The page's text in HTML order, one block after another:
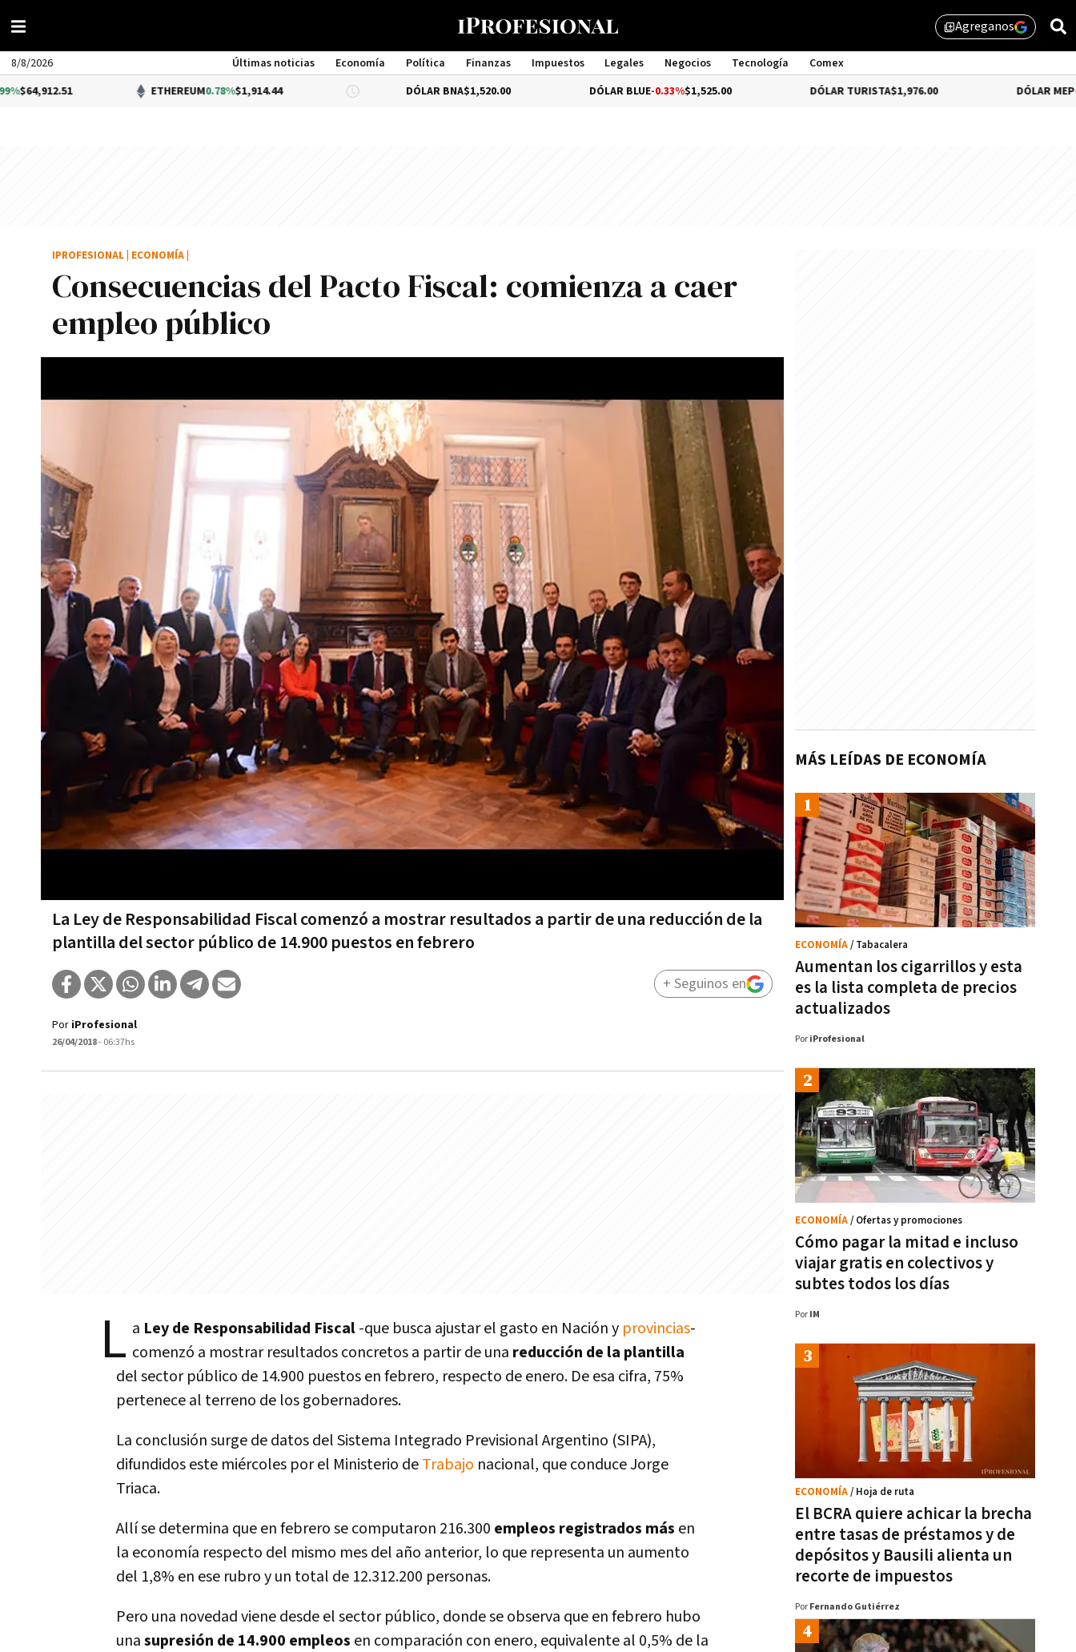
library_addAgreganos
8/8/2026 Últimas noticias Economía Política Finanzas Impuestos Legales Negocios Tecnología
Comex
Management
ETHEREUM0.78%$1,914.44 DÓLAR BNA$1,520.00 DÓLAR BLUE-0.33%$1,525.00 DÓLAR TURISTA$1,976.00 DÓLAR MEP-3.28%
Consecuencias del Pacto Fiscal: comienza a caer
empleo público
La Ley de Responsabilidad Fiscal comenzó a mostrar resultados a partir de una reducción de la
plantilla del sector público de 14.900 puestos en febrero
IPROFESIONAL ECONOMÍA
Por iProfesional
26/04/2018- 06:37hs
+ Seguinos en
L a Ley de Responsabilidad Fiscal-que busca ajustar el gasto en Nación y provincias-
comenzó a mostrar resultados concretos a partir de una reducción de la plantilla
del sector público de 14.900 puestos en febrero, respecto de enero. De esa cifra, 75%
pertenece al terreno de los gobernadores.
La conclusión surge de datos del Sistema Integrado Previsional Argentino (SIPA),
difundidos este miércoles por el Ministerio deTrabajo nacional, que conduce Jorge
Triaca.
Allí­ se determina que en febrero se computaron 216.300 empleos registrados más en
la economí­a respecto del mismo mes del año anterior, lo que representa un aumento
del 1,8% en ese rubro y un total de 12.312.200 personas.
Pero una novedad viene desde el sector público, donde se observa que en febrero hubo
unasupresión de 14.900 empleos en comparación con enero, equivalente al 0,5% de la
MÁS LEÍDAS DE ECONOMÍA
Aumentan los cigarrillos y esta
es la lista completa de precios
actualizados
ECONOMÍA/ Tabacalera
Por iProfesional
Cómo pagar la mitad e incluso
viajar gratis en colectivos y
subtes todos los días
ECONOMÍA/ Ofertas y promociones
Por IM
El BCRA quiere achicar la brecha
entre tasas de préstamos y de
depósitos y Bausili alienta un
recorte de impuestos
ECONOMÍA/ Hoja de ruta
Por Fernando Gutiérrez